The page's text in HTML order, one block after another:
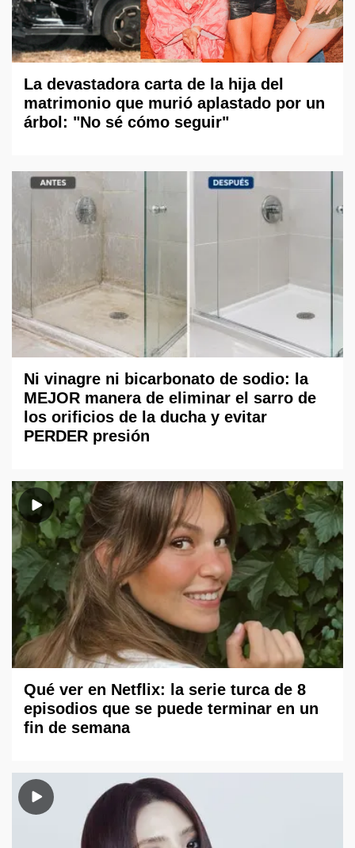
La devastadora carta de la hija del
matrimonio que murió aplastado por un
árbol: "No sé cómo seguir"
Ni vinagre ni bicarbonato de sodio: la
MEJOR manera de eliminar el sarro de
los orificios de la ducha y evitar
PERDER presión
Qué ver en Netflix: la serie turca de 8
episodios que se puede terminar en un
fin de semana